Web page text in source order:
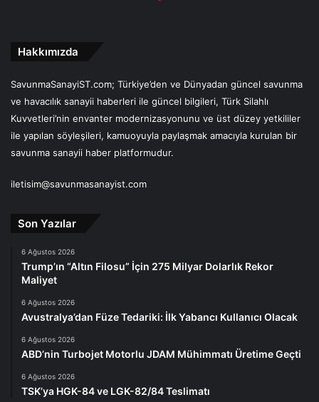
Hakkımızda
SavunmaSanayiST.com; Türkiye’den ve Dünyadan güncel savunma
ve havacılık sanayii haberleri ile güncel bilgileri, Türk Silahlı
Kuvvetleri’nin envanter modernizasyonunu ve üst düzey yetkililer
ile yapılan söyleşileri, kamuoyuyla paylaşmak amacıyla kurulan bir
savunma sanayii haber platformudur.
iletisim@savunmasanayist.com
Son Yazılar
6 Ağustos 2026
Trump’ın “Altın Filosu” İçin 275 Milyar Dolarlık Rekor
Maliyet
6 Ağustos 2026
Avustralya’dan Füze Tedariki: İlk Yabancı Kullanıcı Olacak
6 Ağustos 2026
ABD’nin Turbojet Motorlu JDAM Mühimmatı Üretime Geçti
6 Ağustos 2026
TSK’ya HGK-84 ve LGK-82/84 Teslimatı